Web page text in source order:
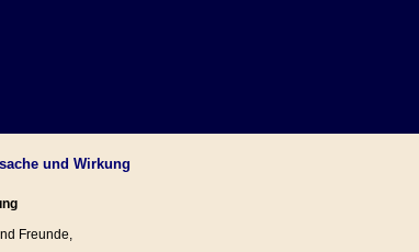
und Wirkung
Freunde,